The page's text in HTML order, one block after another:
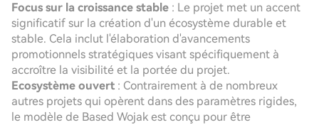
Focus sur la croissance stable : Le projet met un accent
significatif sur la création d'un écosystème durable et
stable. Cela inclut l'élaboration d'avancements
promotionnels stratégiques visant spécifiquement à
accroître la visibilité et la portée du projet.
Ecosystème ouvert : Contrairement à de nombreux
autres projets qui opèrent dans des paramètres rigides,
le modèle de Based Wojak est conçu pour être